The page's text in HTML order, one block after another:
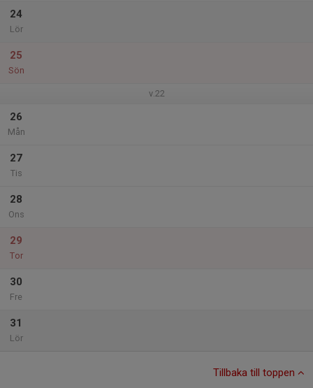
24
Lör
25
Sön
v.22
26
Mån
27
Tis
28
Ons
29
Tor
30
Fre
31
Lör
Tillbaka till toppen